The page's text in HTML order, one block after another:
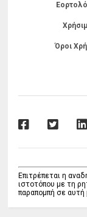
Όροι
Επιτρέπεται η
ιστοτόπου με τη
παραπομπή σε